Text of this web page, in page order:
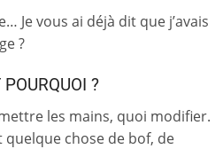
Je vous ai déjà dit que j’avais
?
POURQUOI ?
les mains, quoi modifier.
chose de bof, de